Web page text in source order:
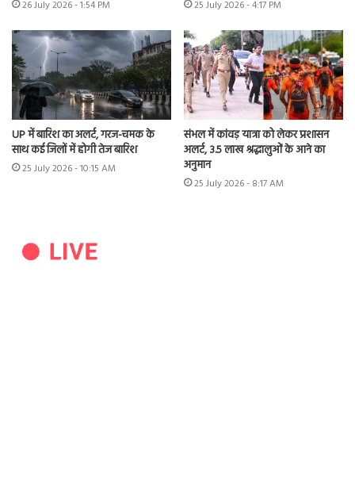
26 July 2026 - 1:54 PM 25 July 2026 - 4:17 PM
UP में बारिश का अलर्ट, गरज-चमक के
साथ कई जिलों में होगी तेज बारिश
25 July 2026 - 10:15 AM
संभल में कांवड़ यात्रा को लेकर प्रशासन
अलर्ट, 3.5 लाख श्रद्धालुओं के आने का
अनुमान
25 July 2026 - 8:17 AM